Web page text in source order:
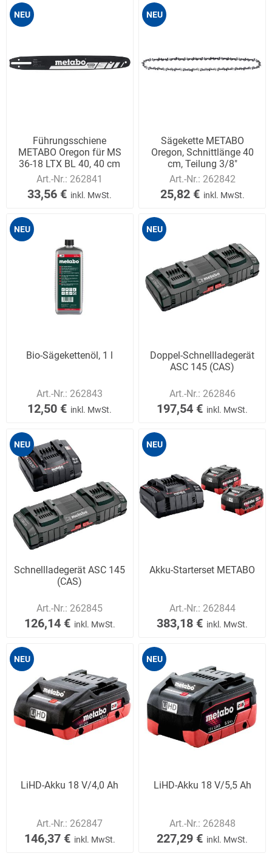
NEU
Führungsschiene
METABO Oregon für MS
36-18 LTX BL 40, 40 cm
Art.-Nr.: 262841
33,56 € inkl. MwSt.
NEU
Sägekette METABO
Oregon, Schnittlänge 40
cm, Teilung 3/8"
Art.-Nr.: 262842
25,82 € inkl. MwSt.
NEU
Bio-Sägekettenöl, 1 l
Art.-Nr.: 262843
12,50 € inkl. MwSt.
NEU
Doppel-Schnellladegerät
ASC 145 (CAS)
Art.-Nr.: 262846
197,54 € inkl. MwSt.
NEU
Schnellladegerät ASC 145
(CAS)
Art.-Nr.: 262845
126,14 € inkl. MwSt.
NEU
Akku-Starterset METABO
Art.-Nr.: 262844
383,18 € inkl. MwSt.
NEU
LiHD-Akku 18 V/4,0 Ah
Art.-Nr.: 262847
146,37 € inkl. MwSt.
NEU
LiHD-Akku 18 V/5,5 Ah
Art.-Nr.: 262848
227,29 € inkl. MwSt.